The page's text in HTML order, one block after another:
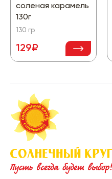
соленая карамель
130г
130 гр
129₽